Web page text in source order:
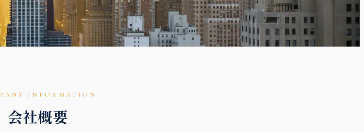
INFORMATION
会社概要